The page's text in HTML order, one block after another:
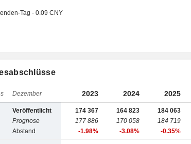
Tag - 0.09 CNY
Dezember 2023 2024 2025
Veröffentlicht
Prognose
Abstand
174 367
177 886
-1.98%
164 823
170 058
-3.08%
184 063
184 719
-0.35%